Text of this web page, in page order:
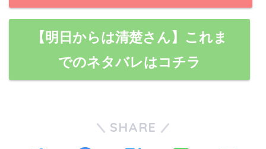
【明日からは清楚さん】これま
でのネタバレはコチラ
SHARE